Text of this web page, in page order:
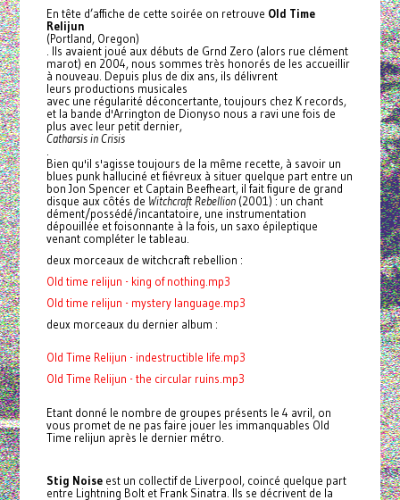
En tête d’affiche de cette soirée on retrouve Old Time
Relijun
(Portland, Oregon)
. Ils avaient joué aux débuts de Grnd Zero (alors rue clément
marot) en 2004, nous sommes très honorés de les accueillir
à nouveau. Depuis plus de dix ans, ils délivrent
leurs productions musicales
avec une régularité déconcertante, toujours chez K records,
et la bande d'Arrington de Dionyso nous a ravi une fois de
plus avec leur petit dernier,
Catharsis in Crisis
Bien qu'il s'agisse toujours de la même recette, à savoir un
blues punk halluciné et fiévreux à situer quelque part entre un
bon Jon Spencer et Captain Beefheart, il fait figure de grand
disque aux côtés de Witchcraft Rebellion(2001) : un chant
dément/possédé/incantatoire, une instrumentation
dépouillée et foisonnante à la fois, un saxo épileptique
venant compléter le tableau.
deux morceaux de witchcraft rebellion :
Old time relijun - king of nothing.mp3
Old time relijun - mystery language.mp3
deux morceaux du dernier album :
Old Time Relijun - indestructible life.mp3
Old Time Relijun - the circular ruins.mp3
Etant donné le nombre de groupes présents le 4 avril, on
vous promet de ne pas faire jouer les immanquables Old
Time relijun après le dernier métro.
Stig Noiseest un collectif de Liverpool, coincé quelque part
entre Lightning Bolt et Frank Sinatra. Ils se décrivent de la